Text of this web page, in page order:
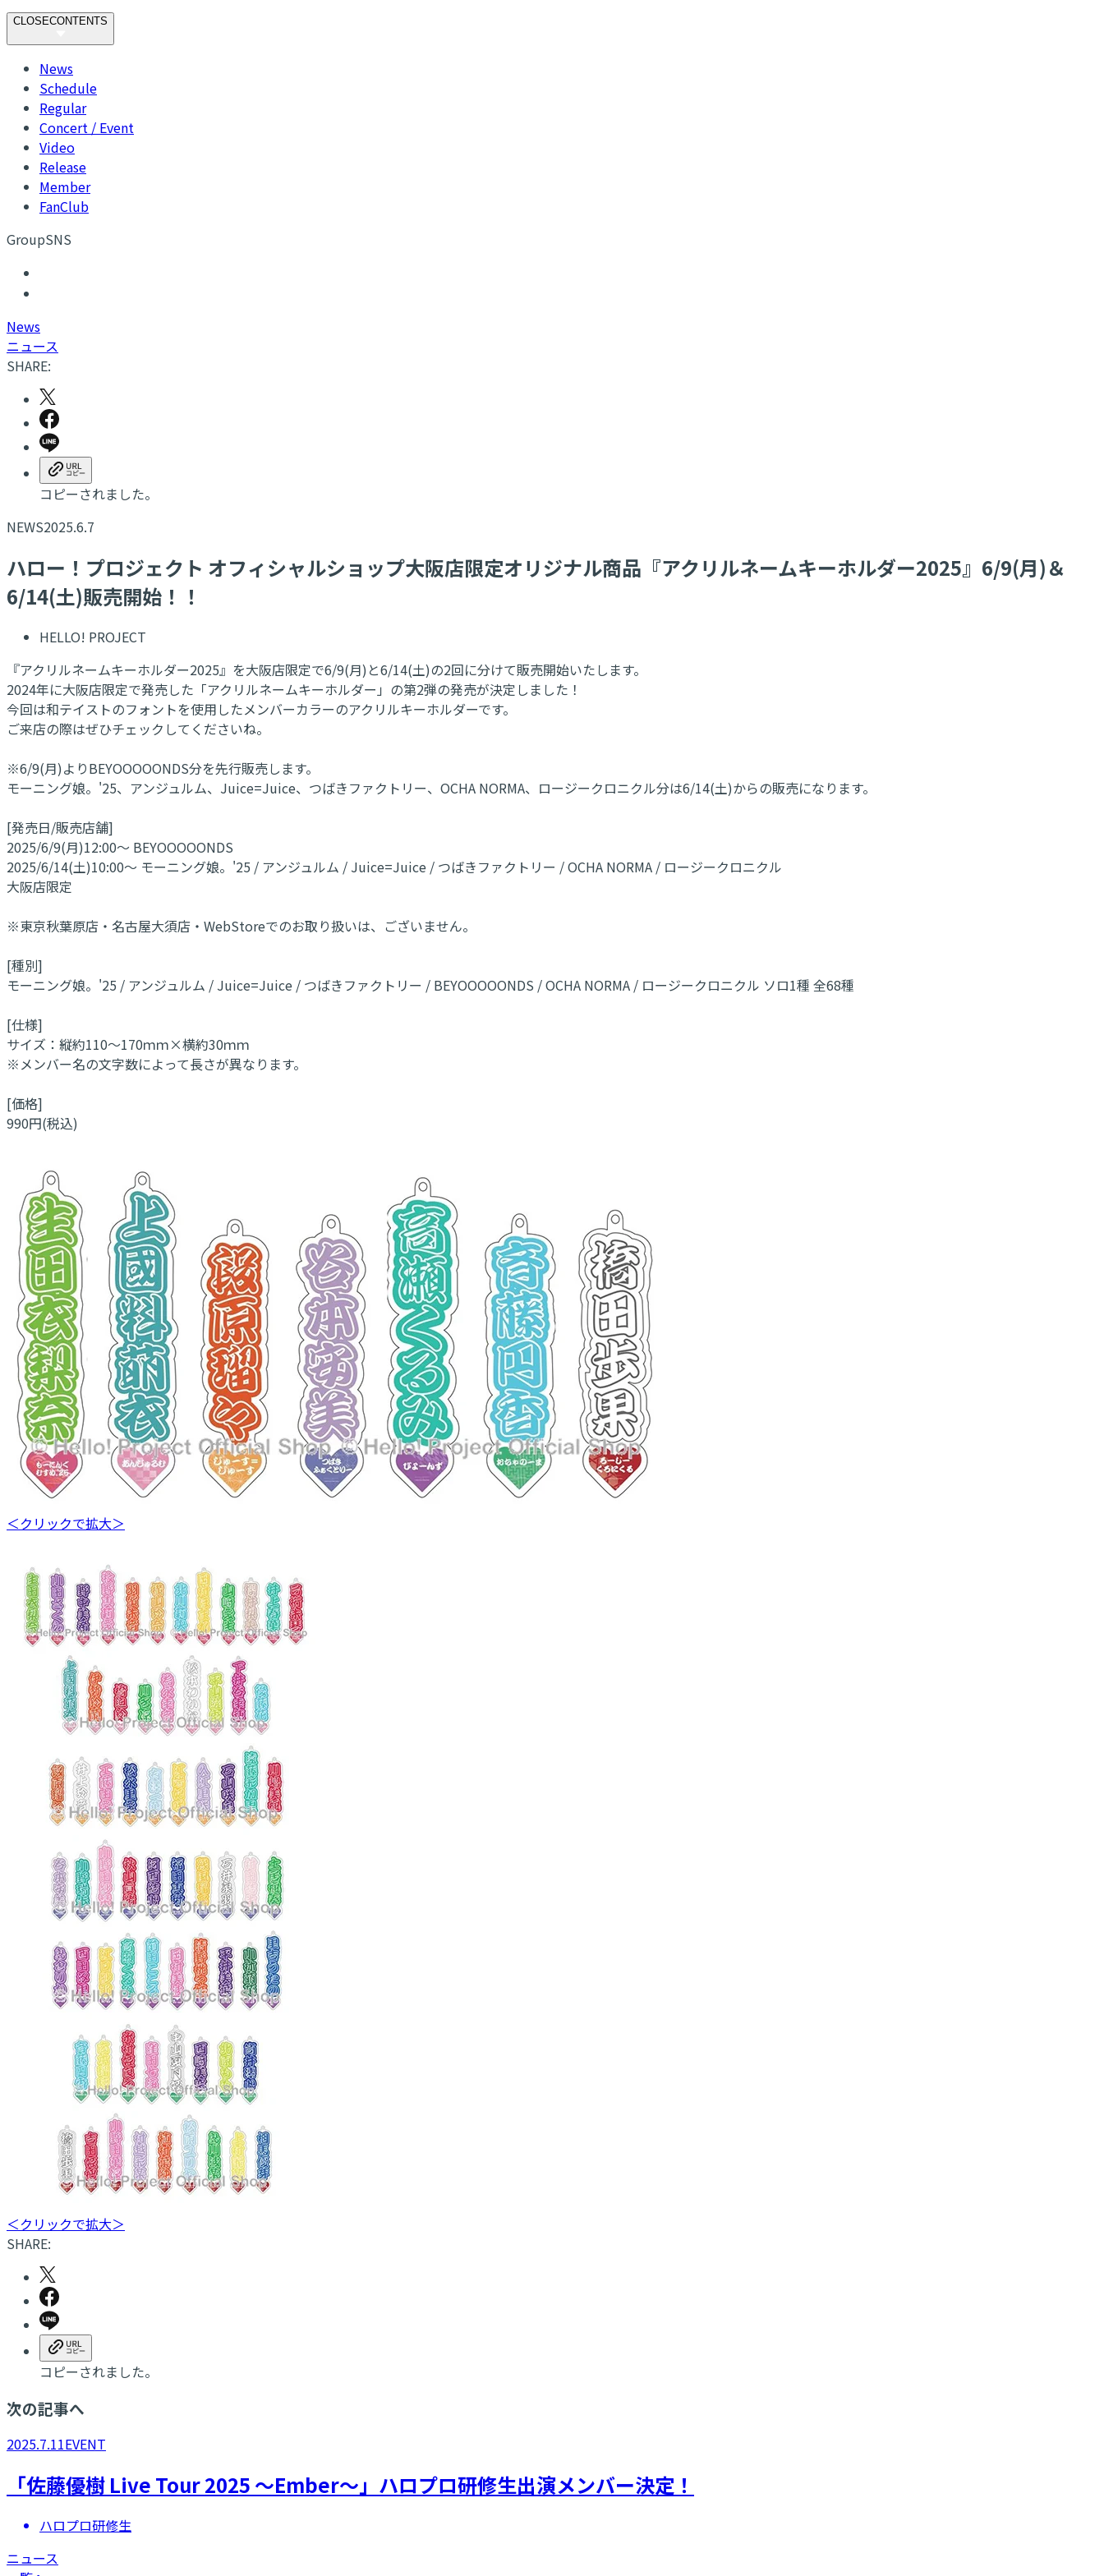
CLOSECONTENTS
News
Schedule
Regular
Concert / Event
Video
Release
Member
FanClub
GroupSNS
News
ニュース
SHARE:
コピーされました。
NEWS2025.6.7
ハロー！プロジェクト オフィシャルショップ大阪店限定オリジナル商品『アクリルネームキーホルダー2025』6/9(月)＆
6/14(土)販売開始！！
HELLO! PROJECT
『アクリルネームキーホルダー2025』を大阪店限定で6/9(月)と6/14(土)の2回に分けて販売開始いたします。
2024年に大阪店限定で発売した「アクリルネームキーホルダー」の第2弾の発売が決定しました！
今回は和テイストのフォントを使用したメンバーカラーのアクリルキーホルダーです。
ご来店の際はぜひチェックしてくださいね。
※6/9(月)よりBEYOOOOONDS分を先行販売します。
モーニング娘。'25、アンジュルム、Juice=Juice、つばきファクトリー、OCHA NORMA、ロージークロニクル分は6/14(土)からの販売になります。
[発売日/販売店舗]
2025/6/9(月)12:00～ BEYOOOOONDS
2025/6/14(土)10:00～ モーニング娘。'25 / アンジュルム / Juice=Juice / つばきファクトリー / OCHA NORMA / ロージークロニクル
大阪店限定
※東京秋葉原店・名古屋大須店・WebStoreでのお取り扱いは、ございません。
[種別]
モーニング娘。'25 / アンジュルム / Juice=Juice / つばきファクトリー / BEYOOOOONDS / OCHA NORMA / ロージークロニクル ソロ1種 全68種
[仕様]
サイズ：縦約110～170ｍｍ×横約30ｍｍ
※メンバー名の文字数によって長さが異なります。
[価格]
990円(税込)
＜クリックで拡大＞
＜クリックで拡大＞
SHARE:
コピーされました。
次の記事へ
2025.7.11EVENT
「佐藤優樹 Live Tour 2025 ～Ember～」ハロプロ研修生出演メンバー決定！
ハロプロ研修生
ニュース